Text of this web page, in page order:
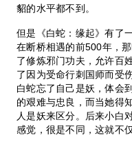
貂的水平都不到。
但是《白蛇：缘起》有了
在断桥相遇的前500年，
了修炼邪门功夫，允许百
了因为受命行刺国师而受
白蛇忘了自己是妖，体会
的艰难与忠良，而当她得
人是妖来区分。后来小白
感觉，很是不同，这就不